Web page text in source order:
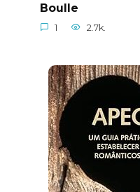
Boulle
1 2.7k.